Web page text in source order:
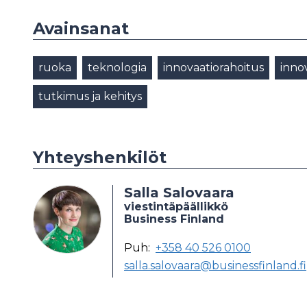
Avainsanat
ruoka teknologia innovaatiorahoitus
tutkimus ja kehitys
Yhteyshenkilöt
Salla Salovaara
viestintäpäällikkö
Business Finland
Puh: +358 40 526 0100
salla.salovaara@businessfinland.fi